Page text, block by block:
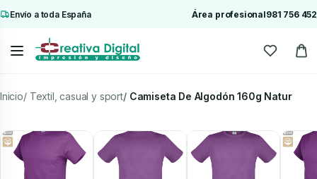
Envío a toda España Área profesional981 756 452
Inicio Textil, casual y sport Camiseta De Algodón 160g Natur